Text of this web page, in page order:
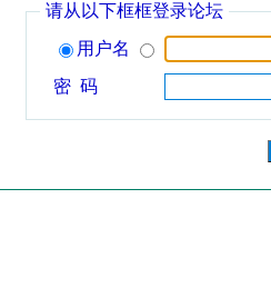
请从以下框框登录论坛
用户名
密 码